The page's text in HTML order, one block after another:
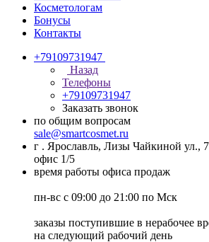
Косметологам
Бонусы
Контакты
+79109731947
Назад
Телефоны
+79109731947
Заказать звонок
по общим вопросам
sale@smartcosmet.ru
г . Ярославль, Лизы Чайкиной ул., 7
офис 1/5
время работы офиса продаж
пн-вс с 09:00 до 21:00 по Мск
заказы поступившие в нерабочее
на следующий рабочий день